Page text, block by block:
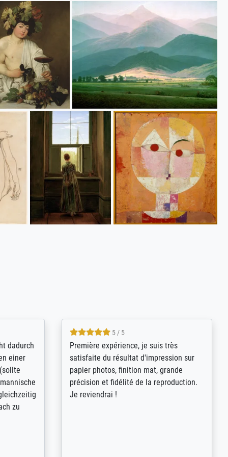
sich
(ein
-
4.8 / 5
Qualité absolument irréprochable.
Extraordinaire diversité des thèmes
abordés et personnalisation des
demandes (recadrage, réajustement des
couleurs). Relation clientèle parfaite.